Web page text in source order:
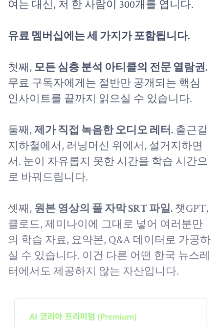
여는 대신, 저 한 사람이 300개를 엽니다.
유료 멤버십에는 세 가지가 포함됩니다.
첫째, 모든 심층 분석 아티클의 전문 열람권.
무료 구독자에게는 절반만 공개되는 핵심
인사이트를 끝까지 읽으실 수 있습니다.
둘째,제가 직접 녹음한 오디오 레터. 출근길
지하철에서, 러닝머신 위에서, 설거지하면
서. 눈이 자유롭지 못한 시간을 학습 시간으
로 바꿔드립니다.
셋째, 원본 영상의 풀 자막 SRT 파일. 챗GPT,
클로드, 제미나이에 그대로 넣어 여러분만
의 학습 자료, 요약본, Q&A 데이터로 가공하
실 수 있습니다. 이건 다른 어떤 한국 뉴스레
터에서도 제공하지 않는 자산입니다.